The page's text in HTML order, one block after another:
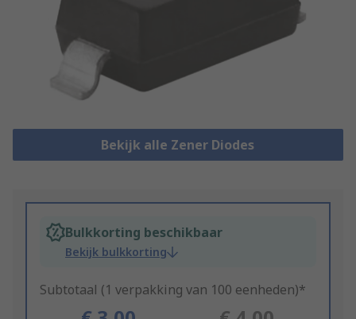
Bekijk alle Zener Diodes
Bulkkorting beschikbaar
Bekijk bulkkorting
Subtotaal (1 verpakking van 100 eenheden)*